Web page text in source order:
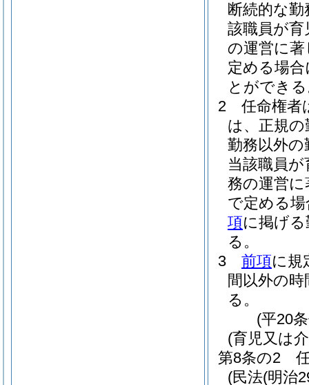
断続的な
該職員が
の運営に
定める場
とができ
2
任命権者
は、正規
勤務以外
当該職員
務の運営
で定める
項に掲げ
る。
3
前項に規
間以外の
る。
(平20
(育児又は
第8条の2
(民法(明治